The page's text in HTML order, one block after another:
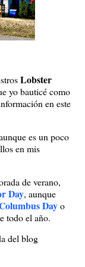
Lobster
yo bauticé como
en este
es un poco
en mis
de verano,
Day, aunque
Dayo
todo el año.
del blog